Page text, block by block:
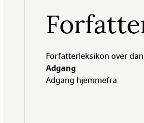
Forfatterleksikon over
Adgang
Adgang hjemmefra